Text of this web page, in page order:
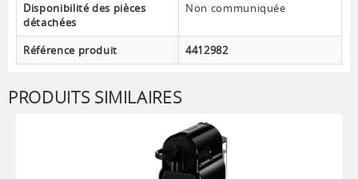
Disponibilité des pièces
détachées
Non communiquée
Référence produit 4412982
PRODUITS SIMILAIRES